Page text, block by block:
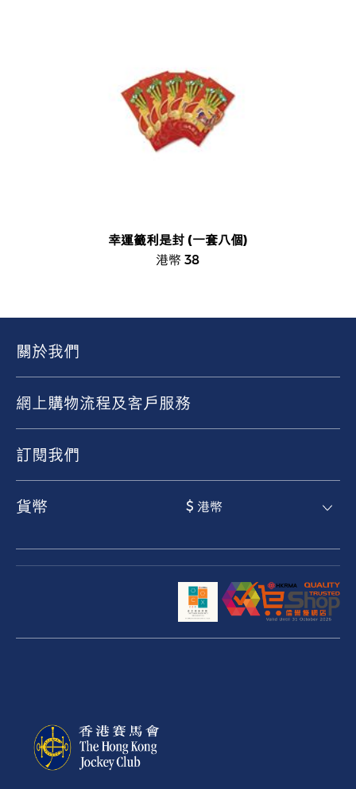
幸運籤利是封 (一套八個)
港幣 38
關於我們
網上購物流程及客戶服務
訂閱我們
貨幣 $ 港幣